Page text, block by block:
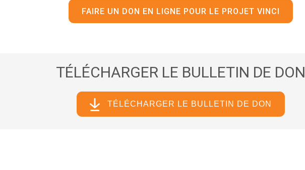
FAIRE UN DON EN LIGNE POUR LE PROJET VINCI
TÉLÉCHARGER LE BULLETIN DE DON
TÉLÉCHARGER LE BULLETIN DE DON